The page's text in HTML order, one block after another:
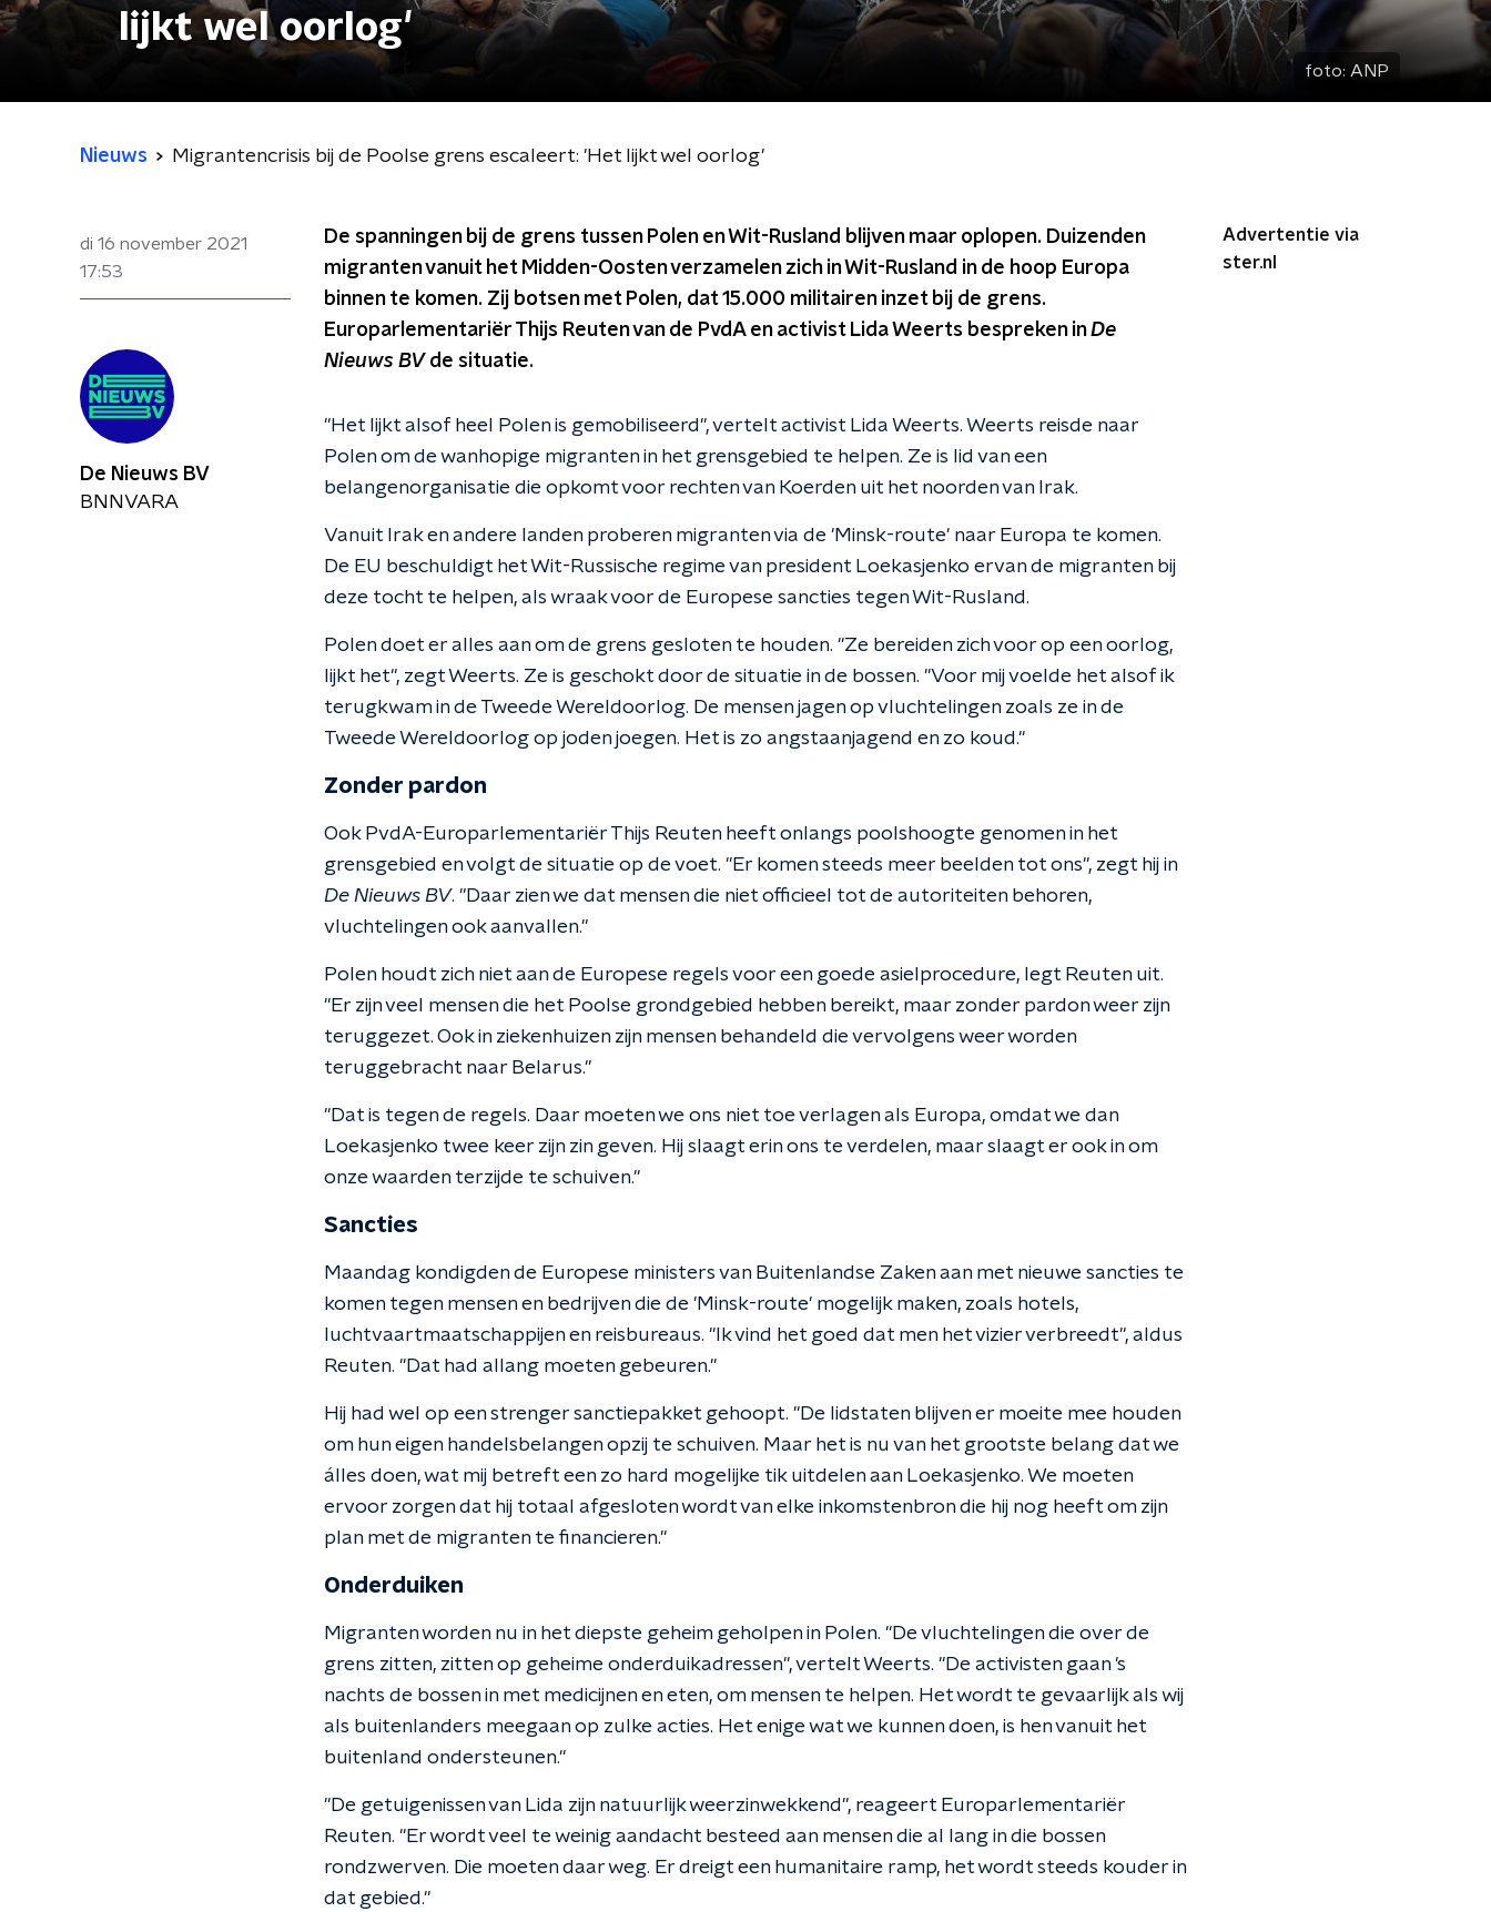
lijkt wel oorlog'
foto: ANP
Nieuws Migrantencrisis bij de Poolse grens escaleert: 'Het lijkt wel oorlog'
di 16 november 2021
17:53
De spanningen bij de grens tussen Polen en Wit-Rusland blijven maar oplopen. Duizenden
migranten vanuit het Midden-Oosten verzamelen zich in Wit-Rusland in de hoop Europa
binnen te komen. Zij botsen met Polen, dat 15.000 militairen inzet bij de grens.
Europarlementariër Thijs Reuten van de PvdA en activist Lida Weerts bespreken inDe
Nieuws BVde situatie.
"Het lijkt alsof heel Polen is gemobiliseerd", vertelt activist Lida Weerts. Weerts reisde naar
Polen om de wanhopige migranten in het grensgebied te helpen. Ze is lid van een
belangenorganisatie die opkomt voor rechten van Koerden uit het noorden van Irak.
Vanuit Irak en andere landen proberen migranten via de 'Minsk-route' naar Europa te komen.
De EU beschuldigt het Wit-Russische regime van president Loekasjenko ervan de migranten bij
deze tocht te helpen, als wraak voor de Europese sancties tegen Wit-Rusland.
Polen doet er alles aan om de grens gesloten te houden. "Ze bereiden zich voor op een oorlog,
lijkt het", zegt Weerts. Ze is geschokt door de situatie in de bossen. "Voor mij voelde het alsof ik
terugkwam in de Tweede Wereldoorlog. De mensen jagen op vluchtelingen zoals ze in de
Tweede Wereldoorlog op joden joegen. Het is zo angstaanjagend en zo koud."
Zonder pardon
Ook PvdA-Europarlementariër Thijs Reuten heeft onlangs poolshoogte genomen in het
grensgebied en volgt de situatie op de voet. "Er komen steeds meer beelden tot ons", zegt hij in
De Nieuws BV. "Daar zien we dat mensen die niet officieel tot de autoriteiten behoren,
vluchtelingen ook aanvallen."
Polen houdt zich niet aan de Europese regels voor een goede asielprocedure, legt Reuten uit.
"Er zijn veel mensen die het Poolse grondgebied hebben bereikt, maar zonder pardon weer zijn
teruggezet. Ook in ziekenhuizen zijn mensen behandeld die vervolgens weer worden
teruggebracht naar Belarus."
"Dat is tegen de regels. Daar moeten we ons niet toe verlagen als Europa, omdat we dan
Loekasjenko twee keer zijn zin geven. Hij slaagt erin ons te verdelen, maar slaagt er ook in om
onze waarden terzijde te schuiven."
Sancties
Maandag kondigden de Europese ministers van Buitenlandse Zaken aan met nieuwe sancties te
komen tegen mensen en bedrijven die de 'Minsk-route' mogelijk maken, zoals hotels,
luchtvaartmaatschappijen en reisbureaus. "Ik vind het goed dat men het vizier verbreedt", aldus
Reuten. "Dat had allang moeten gebeuren."
Hij had wel op een strenger sanctiepakket gehoopt. "De lidstaten blijven er moeite mee houden
om hun eigen handelsbelangen opzij te schuiven. Maar het is nu van het grootste belang dat we
álles doen, wat mij betreft een zo hard mogelijke tik uitdelen aan Loekasjenko. We moeten
ervoor zorgen dat hij totaal afgesloten wordt van elke inkomstenbron die hij nog heeft om zijn
plan met de migranten te financieren."
Onderduiken
Migranten worden nu in het diepste geheim geholpen in Polen. "De vluchtelingen die over de
grens zitten, zitten op geheime onderduikadressen", vertelt Weerts. "De activisten gaan 's
nachts de bossen in met medicijnen en eten, om mensen te helpen. Het wordt te gevaarlijk als wij
als buitenlanders meegaan op zulke acties. Het enige wat we kunnen doen, is hen vanuit het
buitenland ondersteunen."
"De getuigenissen van Lida zijn natuurlijk weerzinwekkend", reageert Europarlementariër
Reuten. "Er wordt veel te weinig aandacht besteed aan mensen die al lang in die bossen
rondzwerven. Die moeten daar weg. Er dreigt een humanitaire ramp, het wordt steeds kouder in
dat gebied."
Advertentie via
ster.nl
De Nieuws BV
BNNVARA